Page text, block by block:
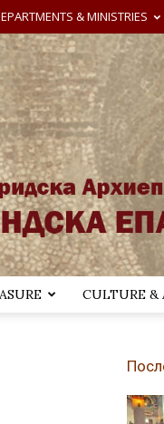
& MINISTRIES
CULTURE &